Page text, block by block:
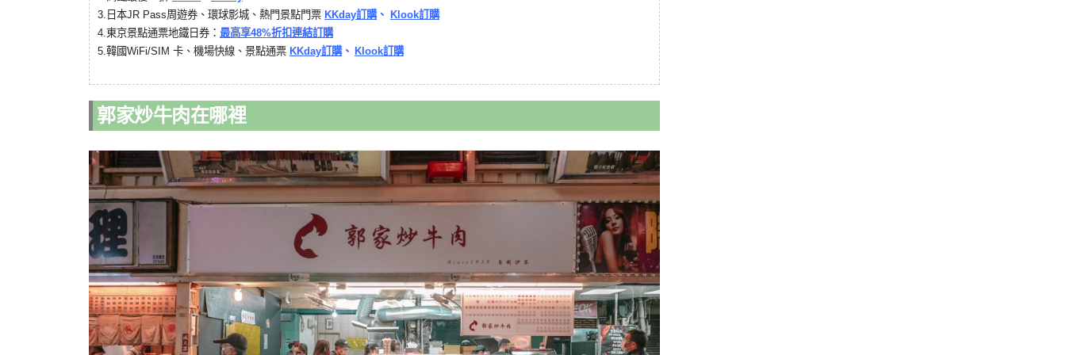
3. 日本JR Pass周遊券、環球影城、熱門景點門票 KKday訂購、 Klook訂購
4. 東京景點通票地鐵日券： 最高享48%折扣連結訂購
5. 韓國WiFi/SIM 卡、機場快線、景點通票 KKday訂購、 Klook訂購
郭家炒牛肉在哪裡